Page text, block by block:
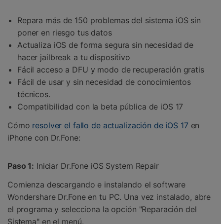
Repara más de 150 problemas del sistema iOS sin
poner en riesgo tus datos
Actualiza iOS de forma segura sin necesidad de
hacer jailbreak a tu dispositivo
Fácil acceso a DFU y modo de recuperación gratis
Fácil de usar y sin necesidad de conocimientos
técnicos.
Compatibilidad con la beta pública de iOS 17
Cómo resolver el fallo de actualización de iOS 17 en
iPhone con Dr.Fone:
Paso 1: Iniciar Dr.Fone iOS System Repair
Comienza descargando e instalando el software
Wondershare Dr.Fone en tu PC. Una vez instalado, abre
el programa y selecciona la opción "Reparación del
Sistema" en el menú.